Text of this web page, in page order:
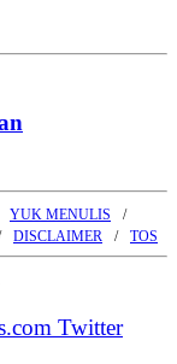
YUK MENULIS
DISCLAIMER TOS
Twitter